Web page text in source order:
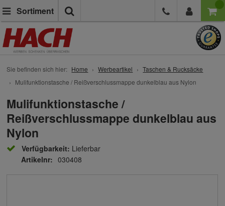
Sortiment
Sie befinden sich hier: Home Werbeartikel
Taschen & Rucksäcke
Mulifunktionstasche / Reißverschlussmappe dunkelblau aus Nylon
Mulifunktionstasche /
Reißverschlussmappe dunkelblau aus
Nylon
Verfügbarkeit: Lieferbar
Artikelnr: 030408